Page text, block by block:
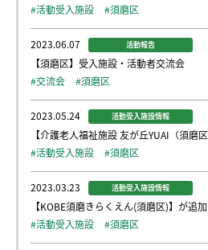
#活動受入施設
#須磨区
2023.06.07 活動報告
【須磨区】受入施設・活動者交流会
#交流会
#須磨区
2023.05.24 活動受入施設情報
【介護老人福祉施設 友が丘YUAI（須磨
#活動受入施設
#須磨区
2023.03.23 活動受入施設情報
【KOBE須磨きらくえん(須磨区)】が追
#活動受入施設
#須磨区